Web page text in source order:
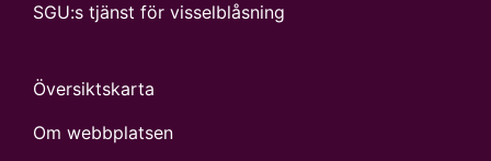
SGU:s tjänst för visselblåsning
Översiktskarta
Om webbplatsen